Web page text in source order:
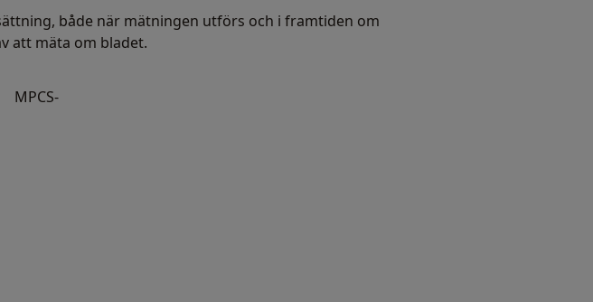
både när mätningen utförs och i framtiden om
att mäta om bladet.
MPCS-